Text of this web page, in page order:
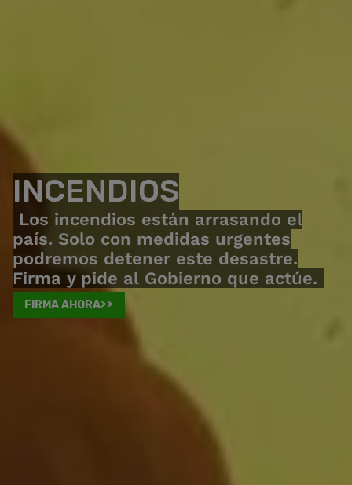
INCENDIOS
Los incendios están arrasando el
país. Solo con medidas urgentes
podremos detener este desastre.
Firma y pide al Gobierno que actúe.
FIRMA AHORA>>